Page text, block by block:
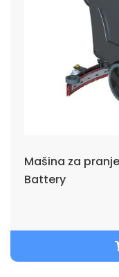
Mašina za
Battery